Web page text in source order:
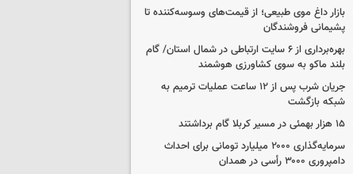
بازار داغ موی طبیعی؛ از قیمت‌های وسوسه‌کننده تا
پشیمانی فروشندگان
بهره‌برداری از ۶ سایت ارتباطی در شمال استان/ گام
بلند ماکو به سوی کشاورزی هوشمند
جریان شرب پس از ۱۲ ساعت عملیات ترمیم به
شبکه بازگشت
۱۵ هزار بهمئی در مسیر کربلا گام برداشتند
سرمایه‌گذاری ۲۰۰۰ میلیارد تومانی برای احداث
دامپروری ۳۰۰۰ رأسی در همدان